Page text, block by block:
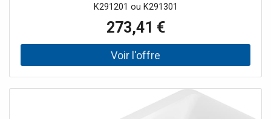
K291201 ou K291301
273,41 €